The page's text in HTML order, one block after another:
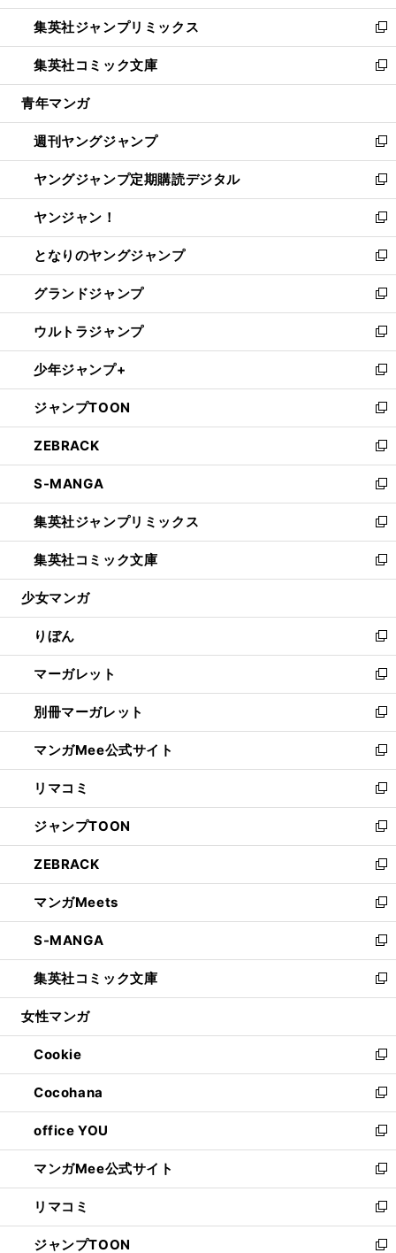
開
く
ウ
で
開
く
ン
ド
ウ
で
開
ウ
ィ
ン
ド
ウ
開
く
し
い
ウ
ィ
ン
ウ
で
開
く
集英社ジャンプリミックス
新
し
い
ウ
ン
ド
ウ
で
開
く
集英社コミック文庫
新
し
ウ
ィ
ン
ド
ウ
で
開
く
青年マンガ
週刊ヤングジャンプ
新
し
い
ウ
ィ
ン
ド
ウ
で
開
く
ヤングジャンプ定期購読デジタル
新
し
い
ウ
ィ
ン
ド
ウ
で
開
く
ヤンジャン！
新
し
い
ウ
ィ
ン
ド
ウ
で
開
く
となりのヤングジャンプ
新
し
い
ウ
ィ
ン
ド
ウ
で
開
く
グランドジャンプ
新
し
い
ウ
ィ
ン
ド
ウ
で
開
く
ウルトラジャンプ
新
し
い
ウ
ィ
ン
ド
ウ
で
開
く
少年ジャンプ+
新
し
い
ウ
ィ
ン
ド
ウ
で
開
く
ジャンプTOON
新
し
い
ウ
ィ
ン
ド
ウ
で
開
ZEBRACK
新
し
い
ウ
ィ
ン
ド
ウ
開
く
S-MANGA
新
し
い
ウ
ィ
ン
ウ
で
開
く
集英社ジャンプリミックス
新
し
い
ウ
ン
ド
ウ
で
開
く
集英社コミック文庫
新
し
ウ
ィ
ン
ド
ウ
で
開
く
少女マンガ
りぼん
新
し
い
ウ
ィ
ン
ド
ウ
で
開
く
マーガレット
新
し
い
ウ
ィ
ン
ド
ウ
で
開
く
別冊マーガレット
新
し
い
ウ
ィ
ン
ド
ウ
で
開
く
マンガMee公式サイト
新
し
い
ウ
ィ
ン
ド
ウ
で
開
く
リマコミ
新
し
い
ウ
ィ
ン
ド
ウ
で
開
く
ジャンプTOON
新
し
い
ウ
ィ
ン
ド
ウ
で
開
ZEBRACK
新
し
い
ウ
ィ
ン
ド
ウ
開
く
マンガMeets
新
し
い
ウ
ィ
ン
ウ
で
開
く
S-MANGA
新
し
い
ウ
ン
ド
ウ
で
開
く
集英社コミック文庫
新
し
ウ
ィ
ン
ド
ウ
で
開
く
女性マンガ
Cookie
新
し
い
ウ
ィ
ン
ド
ウ
で
開
く
Cocohana
新
し
い
ウ
ィ
ン
ド
ウ
で
office YOU
新
し
い
ウ
ィ
ン
ド
マンガMee公式サイト
新
し
い
ウ
ィ
リマコミ
新
し
い
ジャンプTOON 新